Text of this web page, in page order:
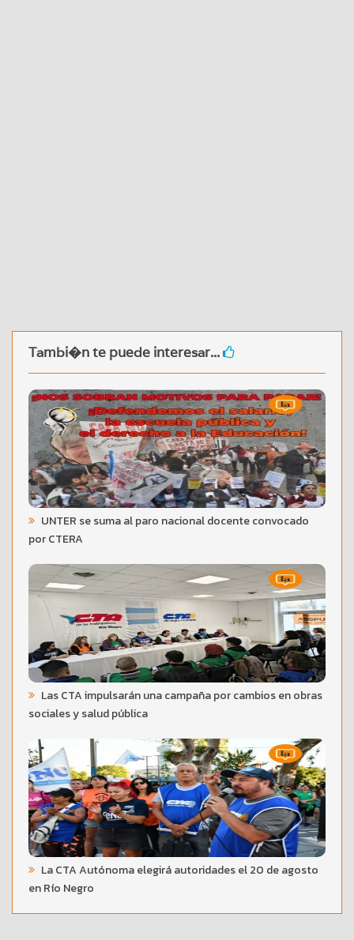
Tambi�n te puede interesar...
UNTER se suma al paro nacional docente convocado
por CTERA
Las CTA impulsarán una campaña por cambios en obras
sociales y salud pública
La CTA Autónoma elegirá autoridades el 20 de agosto
en Río Negro